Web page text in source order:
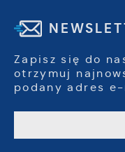
Zapisz się do
otrzymuj
podany adres